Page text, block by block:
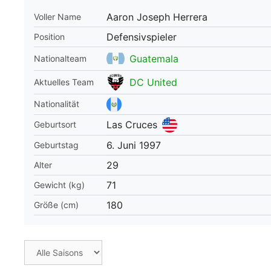
downloaden
Voller Name Aaron Joseph Herrera
Position Defensivspieler
Nationalteam Guatemala
Aktuelles Team DC United
Nationalität
Geburtsort
Las Cruces
Geburtstag 6. Juni 1997
Alter 29
Gewicht (kg) 71
Größe (cm) 180